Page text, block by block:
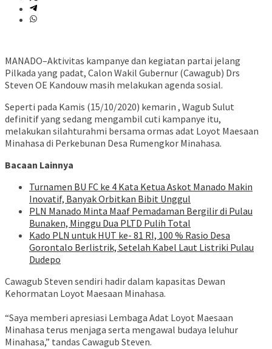
MANADO–Aktivitas kampanye dan kegiatan partai jelang
Pilkada yang padat, Calon Wakil Gubernur (Cawagub) Drs
Steven OE Kandouw masih melakukan agenda sosial.
Seperti pada Kamis (15/10/2020) kemarin , Wagub Sulut
definitif yang sedang mengambil cuti kampanye itu,
melakukan silahturahmi bersama ormas adat Loyot Maesaan
Minahasa di Perkebunan Desa Rumengkor Minahasa.
Bacaan Lainnya
Turnamen BU FC ke 4 Kata Ketua Askot Manado Makin
Inovatif, Banyak Orbitkan Bibit Unggul
PLN Manado Minta Maaf Pemadaman Bergilir di Pulau
Bunaken, Minggu Dua PLTD Pulih Total
Kado PLN untuk HUT ke- 81 RI, 100 % Rasio Desa
Gorontalo Berlistrik, Setelah Kabel Laut Listriki Pulau
Dudepo
Cawagub Steven sendiri hadir dalam kapasitas Dewan
Kehormatan Loyot Maesaan Minahasa.
“Saya memberi apresiasi Lembaga Adat Loyot Maesaan
Minahasa terus menjaga serta mengawal budaya leluhur
Minahasa,” tandas Cawagub Steven.